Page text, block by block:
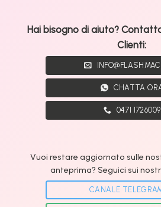
Hai bisogno di aiuto?
Clienti:
CHATTA
0471 1726009
Vuoi restare aggiornato sulle
anteprima? Seguici sui
CANALE